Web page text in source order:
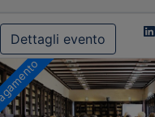
Dettagli evento